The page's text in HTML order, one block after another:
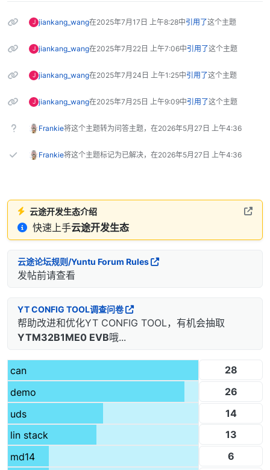
J jiankang_wang在2025年7月17日 上午8:28中引用了这个主题
J jiankang_wang在2025年7月22日 上午7:06中引用了这个主题
J jiankang_wang在2025年7月24日 上午1:25中引用了这个主题
J jiankang_wang在2025年7月25日 上午9:09中引用了这个主题
Frankie将这个主题转为问答主题，在2026年5月27日 上午4:36
Frankie将这个主题标记为已解决，在2026年5月27日 上午4:36
云途开发生态介绍
快速上手云途开发生态
云途论坛规则/Yuntu Forum Rules
发帖前请查看
YT CONFIG TOOL调查问卷
帮助改进和优化YT CONFIG TOOL，有机会抽取
YTM32B1ME0 EVB哦...
can
28
demo
26
uds
14
lin stack
13
md14
6